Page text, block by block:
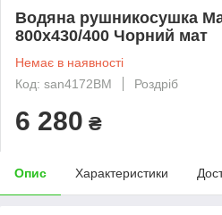
Водяна рушникосушка
800x430/400 Чорний мат
Немає в наявності
Код: san4172BM
Роздріб
6 280 ₴
Опис Характеристики